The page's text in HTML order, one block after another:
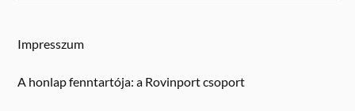
Impresszum
A honlap fenntartója: a Rovinport csoport